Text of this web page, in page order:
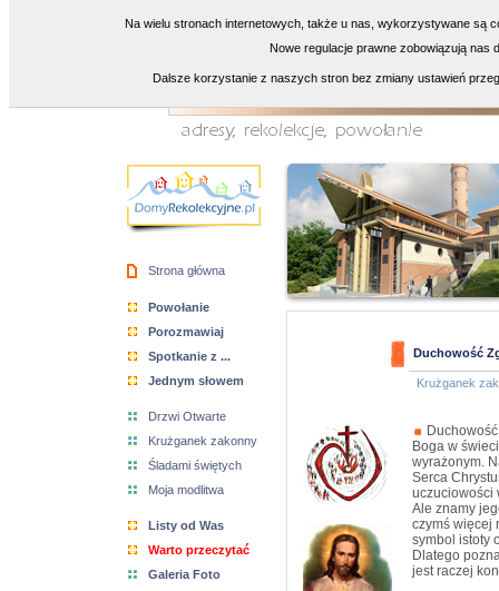
Strona główna
Powołanie
Porozmawiaj
Spotkanie z ...
Jednym słowem
Drzwi Otwarte
Krużganek zakonny
Śladami świętych
Moja modlitwa
Listy od Was
Warto przeczytać
Galeria Foto
Duchowość
Krużganek
Boga w
wyrażonym.
Serca
uczuciowości
Ale znamy
czymś więcej
symbol istoty
Dlatego
jest raczej
Na wielu stronach internetowych, także u nas, wykorzystywane są
Nowe regulacje prawne zobowiązują nas
Dalsze korzystanie z naszych stron bez zmiany ustawień